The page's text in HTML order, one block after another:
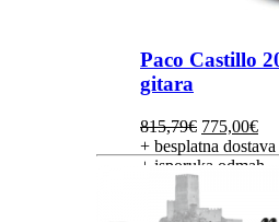
Paco Castillo
gitara
815,79€ Izvorna
cijena
bila
815,79€.
775,00€
je:
+ besplatna dostava
+ isporuka odmah